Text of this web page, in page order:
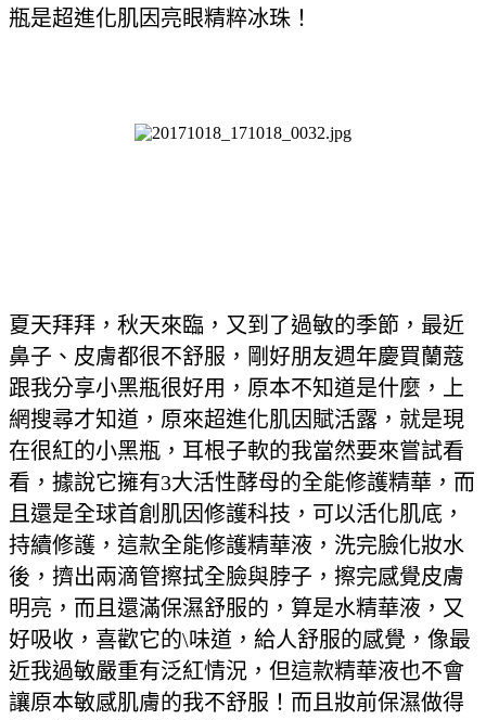
瓶是超進化肌因亮眼精粹冰珠！
夏天拜拜，秋天來臨，又到了過敏的季節，最近
鼻子、皮膚都很不舒服，剛好朋友週年慶買蘭蔻
跟我分享小黑瓶很好用，原本不知道是什麼，上
網搜尋才知道，原來超進化肌因賦活露，就是現
在很紅的小黑瓶，耳根子軟的我當然要來嘗試看
看，據說它擁有3大活性酵母的全能修護精華，而
且還是全球首創肌因修護科技，可以活化肌底，
持續修護，這款全能修護精華液，洗完臉化妝水
後，擠出兩滴管擦拭全臉與脖子，擦完感覺皮膚
明亮，而且還滿保濕舒服的，算是水精華液，又
好吸收，喜歡它的\味道，給人舒服的感覺，像最
近我過敏嚴重有泛紅情況，但這款精華液也不會
讓原本敏感肌膚的我不舒服！而且妝前保濕做得